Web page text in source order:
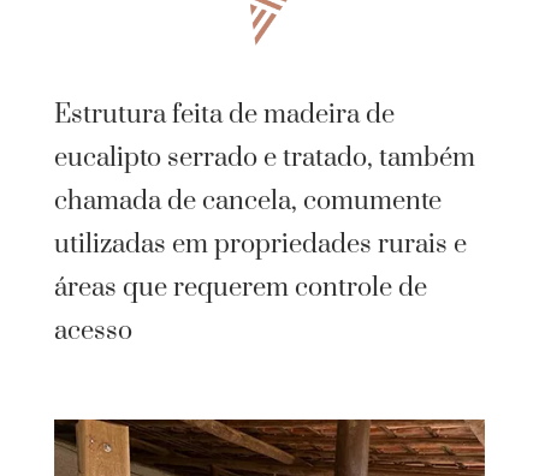
Estrutura feita de madeira de
eucalipto serrado e tratado, também
chamada de cancela, comumente
utilizadas em propriedades rurais e
áreas que requerem controle de
acesso